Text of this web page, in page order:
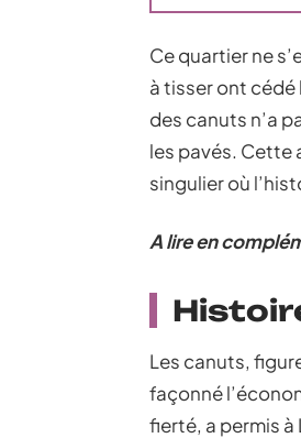
Ce quartier ne
à tisser ont
des canuts n’a
les pavés. Cette
singulier où
A lire en
Les canuts,
façonné
fierté, a permis à